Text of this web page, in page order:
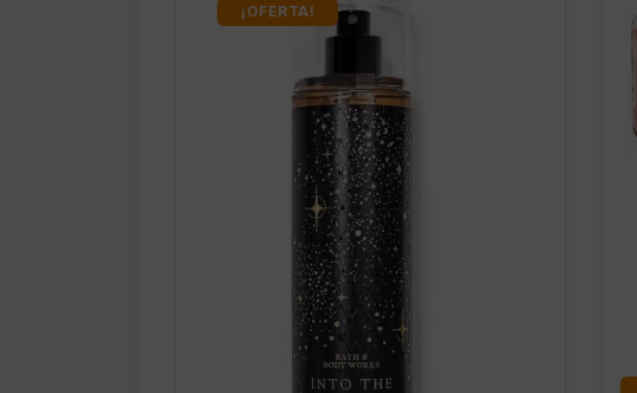
¡OFERTA!